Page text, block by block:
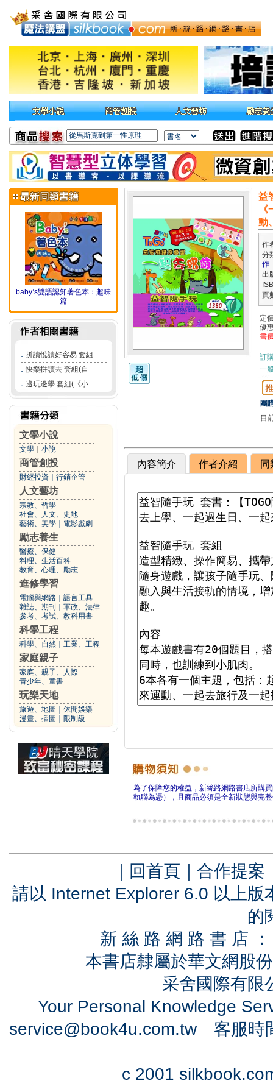
baby’s雙語認知著色本：趣味
篇
． 拼讀悅讀好容易 套組
．快樂拼讀去 套組(自
． 邊玩邊學 套組(《小
文學小說
文學 小說
商管創投
財經投資 行銷企管
人文藝坊
宗教、哲學
社會、人文、史地
藝術、美學
電影戲劇
勵志養生
醫療、保健
料理、生活百科
教育、心理、勵志
進修學習
電腦與網路
語言工具
雜誌、期刊
軍政、法律
參考、考試、教科用書
科學工程
科學、自然 工業、工程
家庭親子
家庭、親子、人際
青少年、童書
玩樂天地
旅遊、地圖
休閒娛樂
漫畫、插圖
限制級
益
動
作
分
作
出
頁
定
優
書
訂
一
團
目
內容簡介 作者介紹 同
為了保障您的權益，新絲路網路書店所購
執聯為憑），且商品必須是全新狀態與完
｜ 回首頁 ｜ 合作提案
請以 Internet Explorer 6.0 以上
的
新 絲 路 網 路 書 店
本書店隸屬於華文網股
采舍國際有
Your Personal Knowledge
service@book4u.com.tw客服時
c 2001